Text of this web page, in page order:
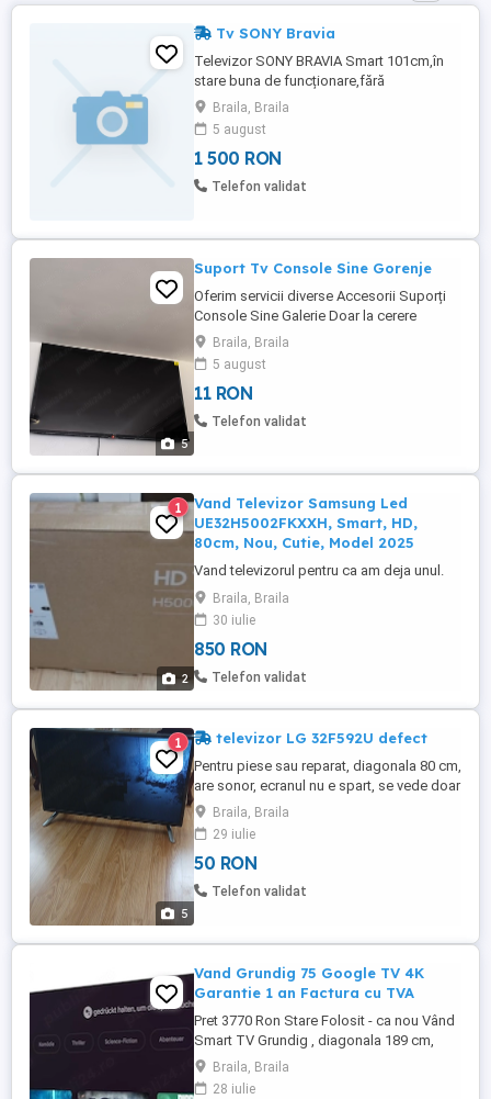
Tv SONY Bravia
Televizor SONY BRAVIA Smart 101cm,în
stare buna de funcționare,fără
defecte,telecomanda.
Braila, Braila
5 august
1 500 RON
Telefon validat
5
Suport Tv Console Sine Gorenje
Oferim servicii diverse Accesorii Suporți
Console Sine Galerie Doar la cerere
clientului Oferim predarea personala
Oferim și servicii de montaj contra cost
Răspundem doar la Nr de telefon Afisat in
Anut Sunați între orele 9 și 18 Zilnic Tel
07499190 zero 7
Braila, Braila
5 august
11 RON
Telefon validat
2
1
Vand Televizor Samsung Led
UE32H5002FKXXH, Smart, HD,
80cm, Nou, Cutie, Model 2025
Vand televizorul pentru ca am deja unul.
Braila, Braila
30 iulie
850 RON
Telefon validat
5
1 televizor LG 32F592U defect
Pentru piese sau reparat, diagonala 80 cm,
are sonor, ecranul nu e spart, se vede doar
jumătate de ecran, înăuntru se aude ceva
zornăind. Se vinde fără cablu și
telecomandă.
Braila, Braila
29 iulie
50 RON
Telefon validat
Vand Grundig 75 Google TV 4K
Garantie 1 an Factura cu TVA
Pret 3770 Ron Stare Folosit - ca nou Vând
Smart TV Grundig , diagonala 189 cm,
Google TV, perfect funcțional. 4K UHD
Google TV YouTube Netflix WiFi
Braila, Braila
28 iulie